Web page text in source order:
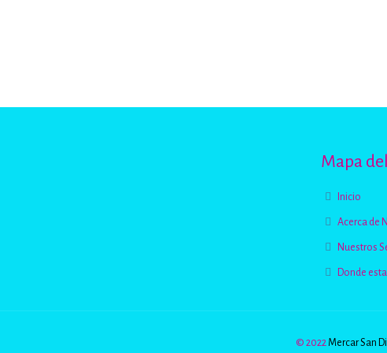
Mapa
Inicio
Acerca de
Nuestros
Donde
© 2022Mercar San